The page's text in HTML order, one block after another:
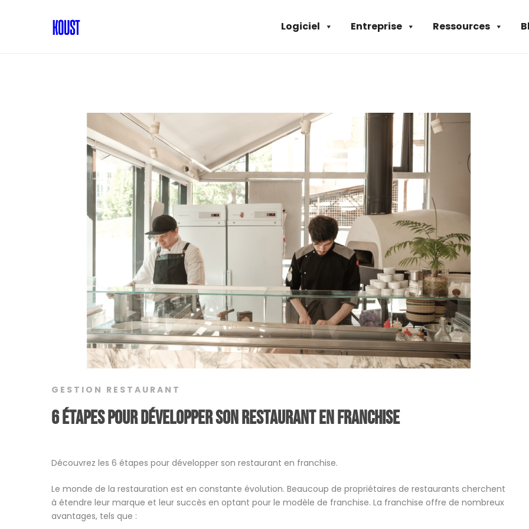
Ressources
Entreprise
Logiciel
GESTION RESTAURANT
6 étapes pour développer son restaurant en franchise
Découvrez les 6 étapes pour développer son restaurant en franchise.
Le monde de la restauration est en constante évolution. Beaucoup de propriétaires de restaurants cherchent
à étendre leur marque et leur succès en optant pour le modèle de franchise. La franchise offre de nombreux
avantages, tels que :